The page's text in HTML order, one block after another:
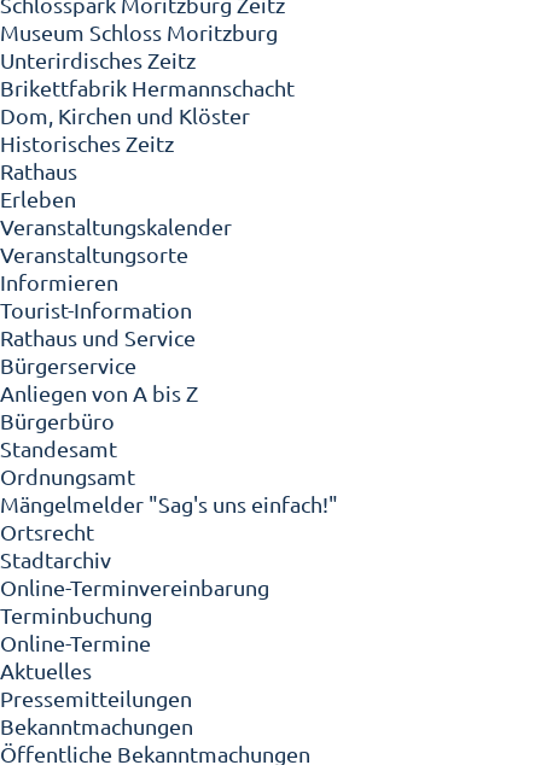
Museum Schloss Moritzburg
Unterirdisches Zeitz
Brikettfabrik Hermannschacht
Dom, Kirchen und Klöster
Historisches Zeitz
Rathaus
Erleben
Veranstaltungskalender
Veranstaltungsorte
Informieren
Tourist-Information
Rathaus und Service
Bürgerservice
Anliegen von A bis Z
Bürgerbüro
Standesamt
Ordnungsamt
Mängelmelder "Sag's uns einfach!"
Ortsrecht
Stadtarchiv
Online-Terminvereinbarung
Terminbuchung
Online-Termine
Aktuelles
Pressemitteilungen
Bekanntmachungen
Öffentliche Bekanntmachungen